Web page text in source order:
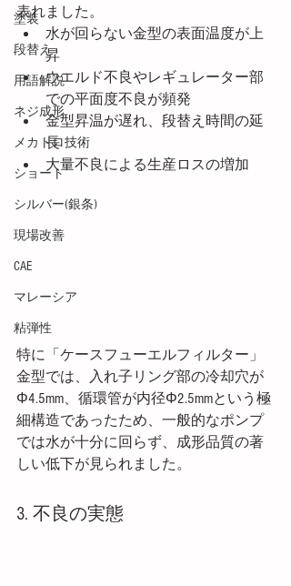
塗装
段替え
用語解説
ネジ成形
メカトロ技術
ショート
シルバー(銀条)
現場改善
CAE
マレーシア
粘弾性
表れました。
水が回らない金型の表面温度が上
昇
ウエルド不良やレギュレーター部
での平面度不良が頻発
金型昇温が遅れ、段替え時間の延
長
大量不良による生産ロスの増加
特に「ケースフューエルフィルター」
金型では、入れ子リング部の冷却穴が
Φ4.5mm、循環管が内径Φ2.5mmという極
細構造であったため、一般的なポンプ
では水が十分に回らず、成形品質の著
しい低下が見られました。
3. 不良の実態